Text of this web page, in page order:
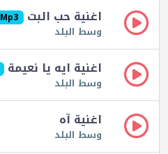
اغنية حب البت Mp3
وسط البلد
اغنية ايه يا نعيمة
وسط البلد
اغنية آه
وسط البلد